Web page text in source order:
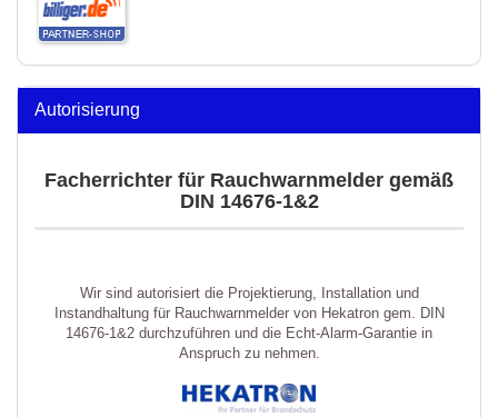
Autorisierung
Facherrichter für Rauchwarnmelder gemäß
DIN 14676-1&2
Wir sind autorisiert die Projektierung, Installation und
Instandhaltung für Rauchwarnmelder von Hekatron gem. DIN
14676-1&2 durchzuführen und die Echt-Alarm-Garantie in
Anspruch zu nehmen.